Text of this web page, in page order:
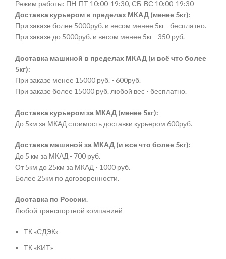
Режим работы: ПН-ПТ 10:00-19:30, СБ-ВС 10:00-19:30
Доставка курьером в пределах МКАД (менее 5кг):
При заказе более 5000руб. и весом менее 5кг - бесплатно.
При заказе до 5000руб. и весом менее 5кг - 350 руб.
Доставка машиной в пределах МКАД (и всё что более
5кг):
При заказе менее 15000 руб. - 600руб.
При заказе более 15000 руб. любой вес - бесплатно.
Доставка курьером за МКАД (менее 5кг):
До 5км за МКАД стоимость доставки курьером 600руб.
Доставка машиной за МКАД (и все что более 5кг):
До 5 км за МКАД - 700 руб.
От 5км до 25км за МКАД - 1000 руб.
Более 25км по договоренности.
Доставка по России.
Любой транспортной компанией
ТК «СДЭК»
ТК «КИТ»